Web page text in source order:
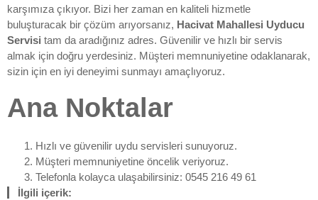
karşımıza çıkıyor. Bizi her zaman en kaliteli hizmetle
buluşturacak bir çözüm arıyorsanız, Hacivat Mahallesi Uyducu
Servisi tam da aradığınız adres. Güvenilir ve hızlı bir servis
almak için doğru yerdesiniz. Müşteri memnuniyetine odaklanarak,
sizin için en iyi deneyimi sunmayı amaçlıyoruz.
Ana Noktalar
Hızlı ve güvenilir uydu servisleri sunuyoruz.
Müşteri memnuniyetine öncelik veriyoruz.
Telefonla kolayca ulaşabilirsiniz: 0545 216 49 61
İlgili içerik: